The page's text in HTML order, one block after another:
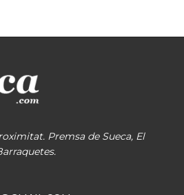
Premsa de Sueca, El